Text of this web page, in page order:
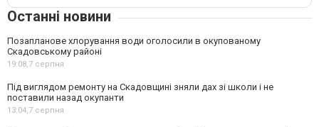
Останні новини
Позапланове хлорування води оголосили в окупованому
Скадовському районі
19:08,7 серпня
Під виглядом ремонту на Скадовщині зняли дах зі школи і не
поставили назад окупанти
13:04,7 серпня